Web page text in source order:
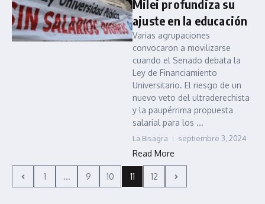
Milei profundiza su
ajuste en la educación
Varias agrupaciones
convocaron a movilizarse
cuando el Senado debata la
Ley de Financiamiento
Universitario. El riesgo de un
nuevo veto del ultraderechista
y la paupérrima propuesta
salarial para los ...
La Bisagra septiembre 3, 2024
Read More
1 ... 9 10 11 12